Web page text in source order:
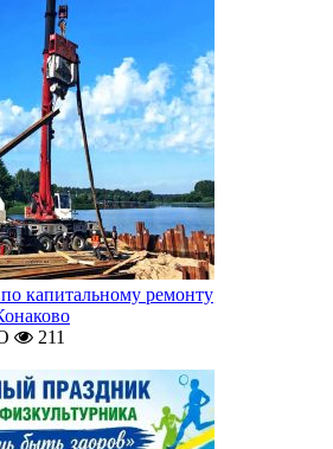
капитальному ремонту
211